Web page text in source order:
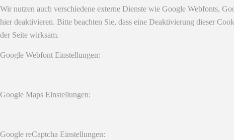
Wir nutzen auch verschiedene externe Dienste wie Google Webfonts,
hier deaktivieren. Bitte beachten Sie, dass eine Deaktivierung dieser
der Seite wirksam.
Google Webfont Einstellungen:
Google Maps Einstellungen:
Google reCaptcha Einstellungen: